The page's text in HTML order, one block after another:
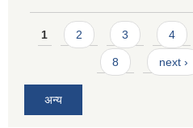
Pages
1 2 3 4
8 next ›
अन्य